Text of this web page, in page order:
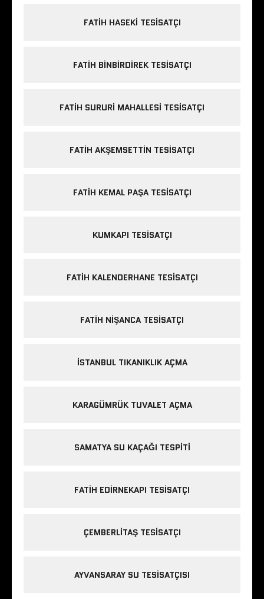
FATIH HASEKI TESISATÇI
FATIH BINBIRDIREK TESISATÇI
FATIH SURURI MAHALLESI TESISATÇI
FATIH AKŞEMSETTIN TESISATÇI
FATIH KEMAL PAŞA TESISATÇI
KUMKAPI TESISATÇI
FATIH KALENDERHANE TESISATÇI
FATIH NIŞANCA TESISATÇI
ISTANBUL TIKANIKLIK AÇMA
KARAGÜMRÜK TUVALET AÇMA
SAMATYA SU KAÇAĞI TESPITI
FATIH EDIRNEKAPI TESISATÇI
ÇEMBERLITAŞ TESISATÇI
AYVANSARAY SU TESISATÇISI